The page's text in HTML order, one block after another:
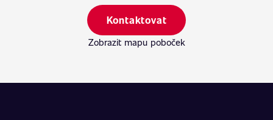
Kontaktovat
Zobrazit mapu poboček